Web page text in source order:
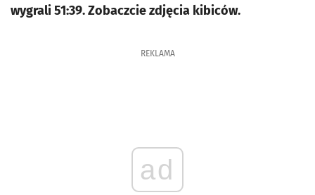
wygrali 51:39. Zobaczcie zdjęcia kibiców.
REKLAMA
ad